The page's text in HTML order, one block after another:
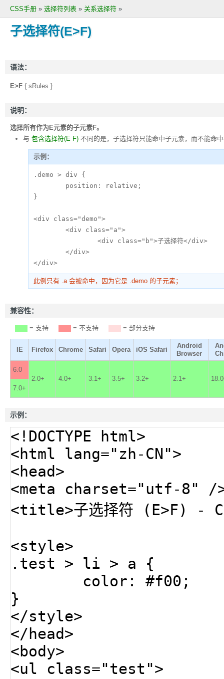
CSS手册 » 选择符列表 » 关系选择符 »
子选择符(E>F)
语法：
E>F { sRules }
说明：
选择所有作为E元素的子元素F。
与 包含选择符(E F) 不同的是，子选择符只能命中子元素，而不能命
示例：
.demo > div {
}
<div class="demo">
</div>
此例只有 .a 会被命中，因为它是 .demo 的子元素；
兼容性：
= 支持 = 不支持 = 部分支持
IE Firefox Chrome Safari Opera iOS Safari
Android
Browser
6.0
2.0+
4.0+ 3.1+ 3.5+ 3.2+ 2.1+
7.0+
示例：